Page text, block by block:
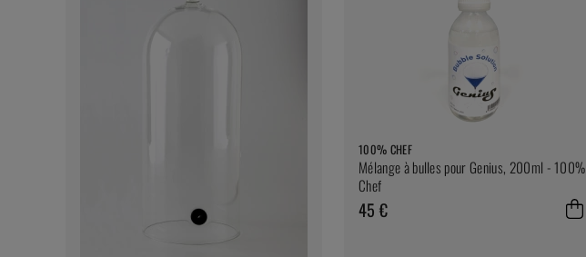
100% CHEF
Mélange à bulles pour Genius, 200ml - 100%
Chef
45 €